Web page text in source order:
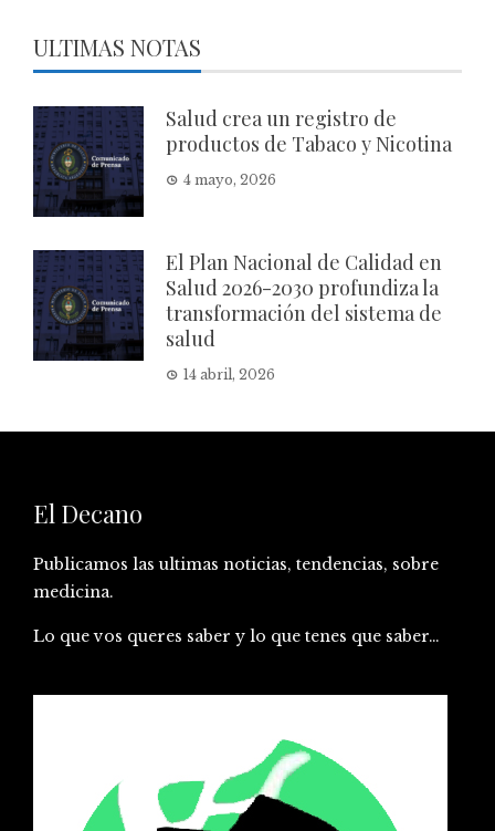
ULTIMAS NOTAS
Salud crea un registro de
productos de Tabaco y Nicotina
4 mayo, 2026
El Plan Nacional de Calidad en
Salud 2026-2030 profundiza la
transformación del sistema de
salud
14 abril, 2026
El Decano
Publicamos las ultimas noticias, tendencias, sobre
medicina.
Lo que vos queres saber y lo que tenes que saber…